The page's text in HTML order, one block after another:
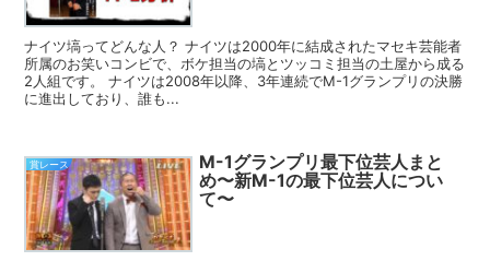
ナイツ塙ってどんな人？ ナイツは2000年に結成されたマセキ芸能者
所属のお笑いコンビで、ボケ担当の塙とツッコミ担当の土屋から成る
2人組です。 ナイツは2008年以降、3年連続でM-1グランプリの決勝
に進出しており、誰も...
賞レース
M-1グランプリ最下位芸人まと
め〜新M-1の最下位芸人につい
て〜